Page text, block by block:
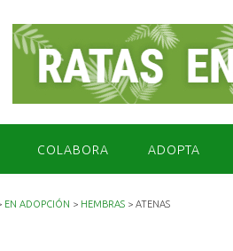
COLABORA ADOPTA
EN ADOPCIÓN > HEMBRAS > ATENAS